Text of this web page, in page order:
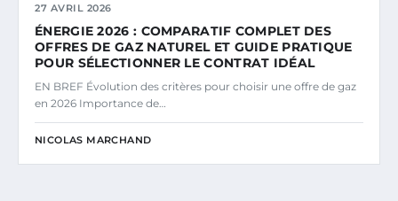
27 AVRIL 2026
ÉNERGIE 2026 : COMPARATIF COMPLET DES
OFFRES DE GAZ NATUREL ET GUIDE PRATIQUE
POUR SÉLECTIONNER LE CONTRAT IDÉAL
EN BREF Évolution des critères pour choisir une offre de gaz
en 2026 Importance de…
NICOLAS MARCHAND